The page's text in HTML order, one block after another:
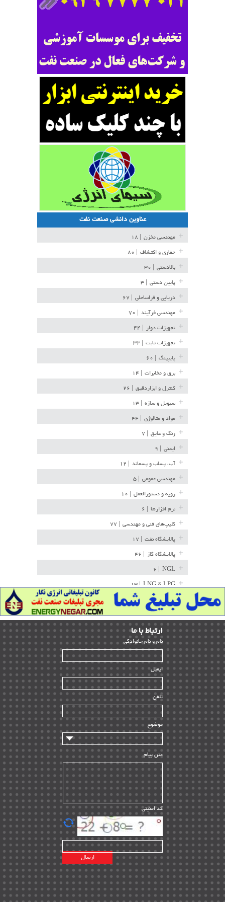
عناوین دانشی صنعت نفت
مهندسی مخزن
حفاری و اکتشاف
بالادستی
پایین دستی
دریایی و فراساحلی
مهندسی فرآیند
تجهیزات دوار
تجهیزات ثابت
پایپینگ
برق و مخابرات
کنترل و ابزاردقیق
سیویل و سازه
مواد و متالوژی
رنگ و عایق
ایمنی
آب، پساب و پسماند
مهندسی عمومی
رویه و دستورالعمل
نرم افزارها
کلیپ‌های فنی و مهندسی
پالایشگاه نفت
پالایشگاه گاز
NGL
LNG & LPG | ۱۳
خط لوله | ۳۶
مخازن ذخیره | ۱۵
پتروشیمی | ۱۴
بازرسی و QC | ۱۵
HSE | ۳۹
ساخت و نصب | ۱۲
راه اندازی | ۹
سازندگان و تامین کنندگان | ۱۰
تامین مالی و سرمایه گذاری | ۳۲
ماشین آلات
مدیریت پروژه
مدیریت دانش
مدیریت سازمانی و عمومی | ۲
تأمین کالا | ۱۳
EPC | ۲۰
پیمانکاران بین المللی | ۸
اطلاعات انرژی کشورها | ۱۴
پروژه های خارجی | ۱۵
نقشه های نفت و گاز خارجی | ۱۰
شرکت های نفتی | ۱۴
ارﺗﺒﺎط ﺑﺎ ما
ﻧﺎم و ﻧﺎم ﺧﺎﻧﻮادﮔﻰ
ایمیل
تلفن
موضوع
متن پیام
کد امنیتی